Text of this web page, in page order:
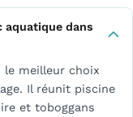
aquatique dans
le meilleur choix
Il réunit piscine
et toboggans